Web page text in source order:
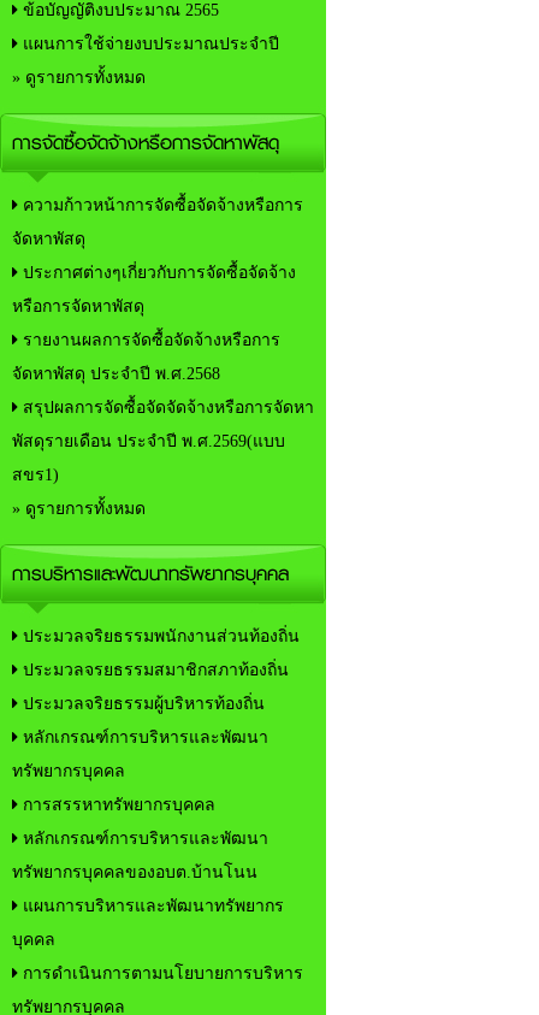
ข้อบัญญัติงบประมาณ 2565
แผนการใช้จ่ายงบประมาณประจำปี
» ดูรายการทั้งหมด
การจัดซื้อจัดจ้างหรือการจัดหาพัสดุ
ความก้าวหน้าการจัดซื้อจัดจ้างหรือการ
จัดหาพัสดุ
ประกาศต่างๆเกี่ยวกับการจัดซื้อจัดจ้าง
หรือการจัดหาพัสดุ
รายงานผลการจัดซื้อจัดจ้างหรือการ
จัดหาพัสดุ ประจำปี พ.ศ.2568
สรุปผลการจัดซื้อจัดจัดจ้างหรือการจัดหา
พัสดุรายเดือน ประจำปี พ.ศ.2569(แบบ
สขร1)
» ดูรายการทั้งหมด
การบริหารและพัฒนาทรัพยากรบุคคล
ประมวลจริยธรรมพนักงานส่วนท้องถิ่น
ประมวลจรยธรรมสมาชิกสภาท้องถิ่น
ประมวลจริยธรรมผู้บริหารท้องถิ่น
หลักเกรณฑ์การบริหารและพัฒนา
ทรัพยากรบุคคล
การสรรหาทรัพยากรบุคคล
หลักเกรณฑ์การบริหารและพัฒนา
ทรัพยากรบุคคลของอบต.บ้านโนน
แผนการบริหารและพัฒนาทรัพยากร
บุคคล
การดำเนินการตามนโยบายการบริหาร
ทรัพยากรบุคคล